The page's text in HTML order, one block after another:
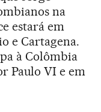
na
estará em
e Cartagena.
à Colômbia
Paulo VI e em